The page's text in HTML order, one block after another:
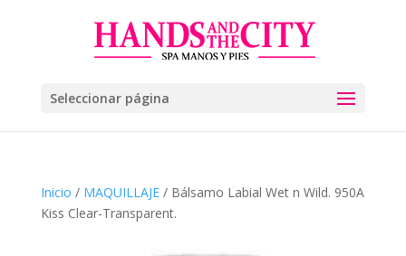
Seleccionar página
Inicio / MAQUILLAJE/ Bálsamo Labial Wet n Wild. 950A
Kiss Clear-Transparent.